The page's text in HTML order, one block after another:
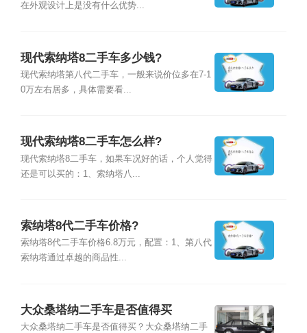
在外观设计上是没有什么优势...
现代索纳塔8二手车多少钱?
现代索纳塔第八代二手车，一般来说价位多在7-1
0万左右居多，具体需要看...
现代索纳塔8二手车怎么样?
现代索纳塔8二手车，如果车况好的话，个人觉得
还是可以买的：1、索纳塔八...
索纳塔8代二手车价格?
索纳塔8代二手车价格6.8万元，配置：1、第八代
索纳塔通过卓越的商品性...
大众桑塔纳二手车是否值得买
大众桑塔纳二手车是否值得买？大众桑塔纳二手